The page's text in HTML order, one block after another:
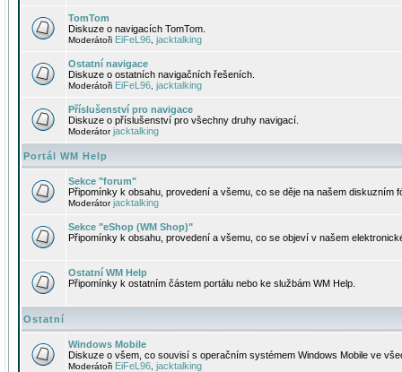
TomTom
Diskuze o navigacích TomTom.
Moderátoři EiFeL96 jacktalking
Ostatní navigace
Diskuze o ostatních navigačních řešeních.
Moderátoři EiFeL96 jacktalking
Příslušenství pro navigace
Diskuze o příslušenství pro všechny druhy navigací.
Moderátorjacktalking
Portál WM Help
Sekce "forum"
Připomínky k obsahu, provedení a všemu, co se děje na našem diskuzním
Moderátorjacktalking
Sekce "eShop (WM Shop)"
Připomínky k obsahu, provedení a všemu, co se objeví v našem
Ostatní WM Help
Připomínky k ostatním částem portálu nebo ke službám WM Help.
Ostatní
Windows Mobile
Diskuze o všem, co souvisí s operačním systémem Windows Mobile ve
Moderátoři EiFeL96 jacktalking